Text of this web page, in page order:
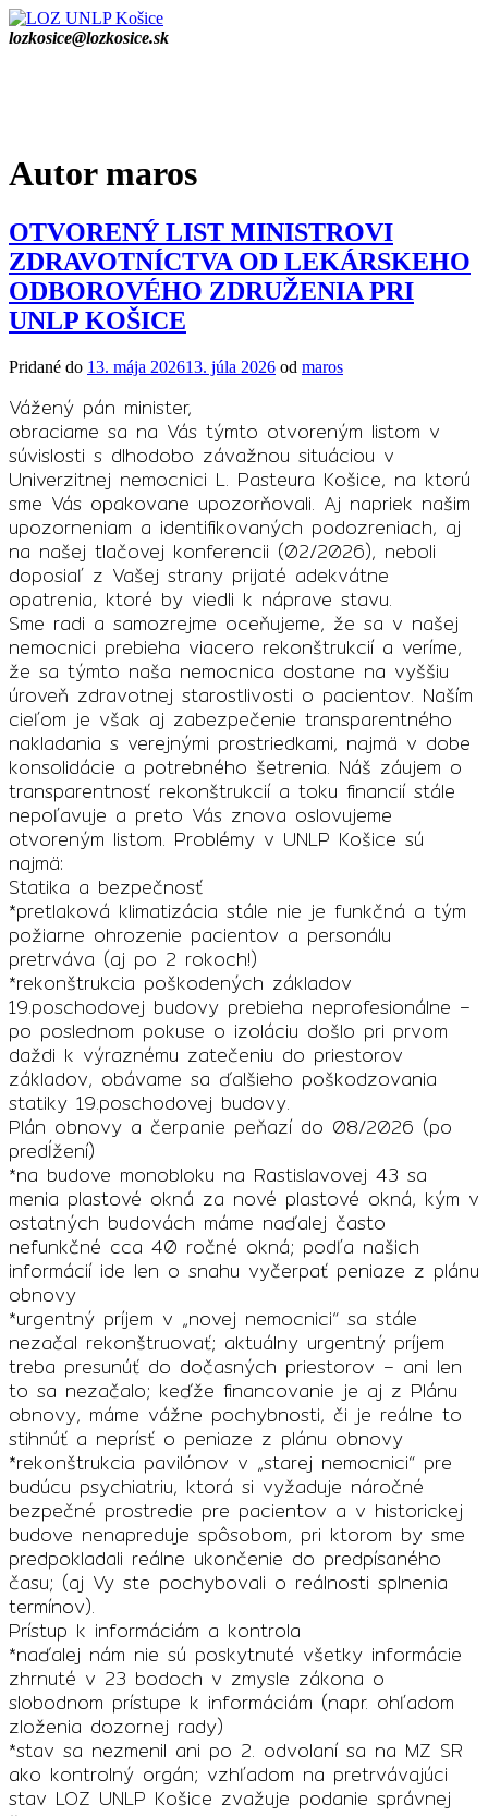
Prejsť
na
lozkosice@lozkosice.sk
Autormaros
OTVORENÝ LIST MINISTROVI
ZDRAVOTNÍCTVA OD LEKÁRSKEHO
ODBOROVÉHO ZDRUŽENIA PRI
UNLP KOŠICE
Pridané do 13. mája 202613. júla 2026 od maros
Vážený pán minister,
obraciame sa na Vás týmto otvoreným listom v
súvislosti s dlhodobo závažnou situáciou v
Univerzitnej nemocnici L. Pasteura Košice, na ktorú
sme Vás opakovane upozorňovali. Aj napriek našim
upozorneniam a identifikovaných podozreniach, aj
na našej tlačovej konferencii (02/2026), neboli
doposiaľ z Vašej strany prijaté adekvátne
opatrenia, ktoré by viedli k náprave stavu.
Sme radi a samozrejme oceňujeme, že sa v našej
nemocnici prebieha viacero rekonštrukcií a veríme,
že sa týmto naša nemocnica dostane na vyššiu
úroveň zdravotnej starostlivosti o pacientov. Naším
cieľom je však aj zabezpečenie transparentného
nakladania s verejnými prostriedkami, najmä v dobe
konsolidácie a potrebného šetrenia. Náš záujem o
transparentnosť rekonštrukcií a toku financií stále
nepoľavuje a preto Vás znova oslovujeme
otvoreným listom. Problémy v UNLP Košice sú
najmä:
Statika a bezpečnosť
*pretlaková klimatizácia stále nie je funkčná a tým
požiarne ohrozenie pacientov a personálu
pretrváva (aj po 2 rokoch!)
*rekonštrukcia poškodených základov
19.poschodovej budovy prebieha neprofesionálne –
po poslednom pokuse o izoláciu došlo pri prvom
daždi k výraznému zatečeniu do priestorov
základov, obávame sa ďalšieho poškodzovania
statiky 19.poschodovej budovy.
Plán obnovy a čerpanie peňazí do 08/2026 (po
predĺžení)
*na budove monobloku na Rastislavovej 43 sa
menia plastové okná za nové plastové okná, kým v
ostatných budovách máme naďalej často
nefunkčné cca 40 ročné okná; podľa našich
informácií ide len o snahu vyčerpať peniaze z plánu
obnovy
*urgentný príjem v „novej nemocnici“ sa stále
nezačal rekonštruovať; aktuálny urgentný príjem
treba presunúť do dočasných priestorov – ani len
to sa nezačalo; keďže financovanie je aj z Plánu
obnovy, máme vážne pochybnosti, či je reálne to
stihnúť a neprísť o peniaze z plánu obnovy
*rekonštrukcia pavilónov v „starej nemocnici“ pre
budúcu psychiatriu, ktorá si vyžaduje náročné
bezpečné prostredie pre pacientov a v historickej
budove nenapreduje spôsobom, pri ktorom by sme
predpokladali reálne ukončenie do predpísaného
času; (aj Vy ste pochybovali o reálnosti splnenia
termínov).
Prístup k informáciám a kontrola
*naďalej nám nie sú poskytnuté všetky informácie
zhrnuté v 23 bodoch v zmysle zákona o
slobodnom prístupe k informáciám (napr. ohľadom
zloženia dozornej rady)
*stav sa nezmenil ani po 2. odvolaní sa na MZ SR
ako kontrolný orgán; vzhľadom na pretrvávajúci
stav LOZ UNLP Košice zvažuje podanie správnej